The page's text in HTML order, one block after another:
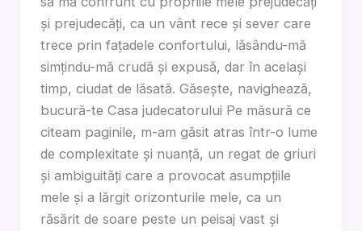
și prejudecăți, ca un vânt rece și sever care
trece prin fațadele confortului, lăsându-mă
simțindu-mă crudă și expusă, dar în același
timp, ciudat de lăsată. Găsește, navighează,
bucură-te Casa judecatorului Pe măsură ce
citeam paginile, m-am găsit atras într-o lume
de complexitate și nuanță, un regat de griuri
și ambiguități care a provocat asumpțiile
mele și a lărgit orizonturile mele, ca un
răsărit de soare peste un peisaj vast și